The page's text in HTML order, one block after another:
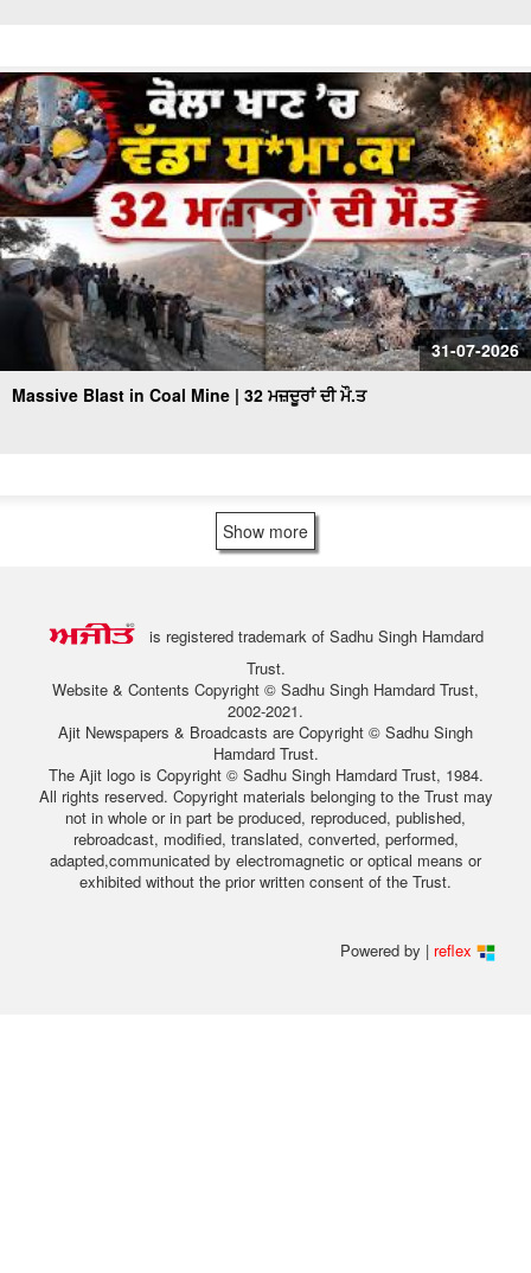
31-07-2026
Massive Blast in Coal Mine | 32 ਮਜ਼ਦੂਰਾਂ ਦੀ ਮੌ.ਤ
Show more
is registered trademark of Sadhu Singh Hamdard
Trust.
Website & Contents Copyright © Sadhu Singh Hamdard Trust,
2002-2021.
Ajit Newspapers & Broadcasts are Copyright © Sadhu Singh
Hamdard Trust.
The Ajit logo is Copyright © Sadhu Singh Hamdard Trust, 1984.
All rights reserved. Copyright materials belonging to the Trust may
not in whole or in part be produced, reproduced, published,
rebroadcast, modified, translated, converted, performed,
adapted,communicated by electromagnetic or optical means or
exhibited without the prior written consent of the Trust.
Powered by | reflex